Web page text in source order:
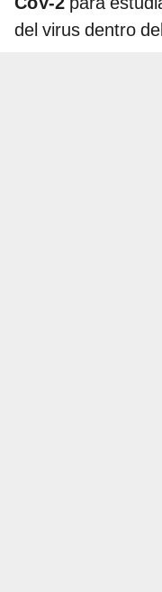
del virus dentro